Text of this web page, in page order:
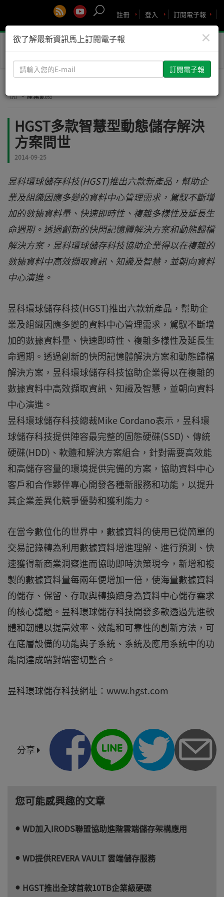
訂閱電子報
登入
註冊
Toggle
> 產業動態
HGST多款智慧型動態儲存解決
方案問世
2014-09-25
昱科環球儲存科技(HGST)推出六款新產品，幫助企
業及組織因應多變的資料中心管理需求，駕馭不斷增
加的數據資料量、快速即時性、複雜多樣性及延長生
命週期。透過創新的快閃記憶體解決方案和動態歸檔
解決方案，昱科環球儲存科技協助企業得以在複雜的
數據資料中高效擷取資訊、知識及智慧，並朝向資料
中心演進。
昱科環球儲存科技(HGST)推出六款新產品，幫助企
業及組織因應多變的資料中心管理需求，駕馭不斷增
加的數據資料量、快速即時性、複雜多樣性及延長生
命週期。透過創新的快閃記憶體解決方案和動態歸檔
解決方案，昱科環球儲存科技協助企業得以在複雜的
數據資料中高效擷取資訊、知識及智慧，並朝向資料
中心演進。
昱科環球儲存科技總裁Mike Cordano表示，昱科環
球儲存科技提供陣容最完整的固態硬碟(SSD)、傳統
硬碟(HDD)、軟體和解決方案組合，針對需要高效能
和高儲存容量的環境提供完備的方案，協助資料中心
客戶和合作夥伴專心開發各種新服務和功能，以提升
其企業差異化競爭優勢和獲利能力。
在當今數位化的世界中，數據資料的使用已從簡單的
交易記錄轉為利用數據資料增進理解、進行預測、快
速獲得新商業洞察進而協助即時決策現今，新增和複
製的數據資料量每兩年便增加一倍，使海量數據資料
的儲存、保留、存取與轉換躋身為資料中心儲存需求
的核心議題。昱科環球儲存科技開發多款透過先進軟
體和韌體以提高效率、效能和可靠性的創新方法，可
在底層設備的功能與子系統、系統及應用系統中的功
能間達成端對端密切整合。
昱科環球儲存科技網址：www.hgst.com
分享
您可能感興趣的文章
WD加入IRODS聯盟協助進階雲端儲存架構應用
WD提供REVERA VAULT 雲端儲存服務
HGST推出全球首款10TB企業級硬碟
×
欲了解最新資訊馬上訂閱電子報
請
輸
您
E-
mail